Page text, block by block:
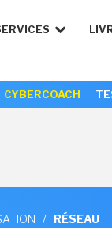
CYBERCOACH
/ RÉSEAU